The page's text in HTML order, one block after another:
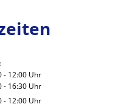
- 12:00 Uhr
Von 08:00 bis 12:00 Uhr
- 16:30 Uhr
Von 13:30 bis 16:30 Uhr
- 12:00 Uhr